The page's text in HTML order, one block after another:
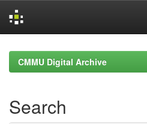
navigationCMMU Digital Archive
Search